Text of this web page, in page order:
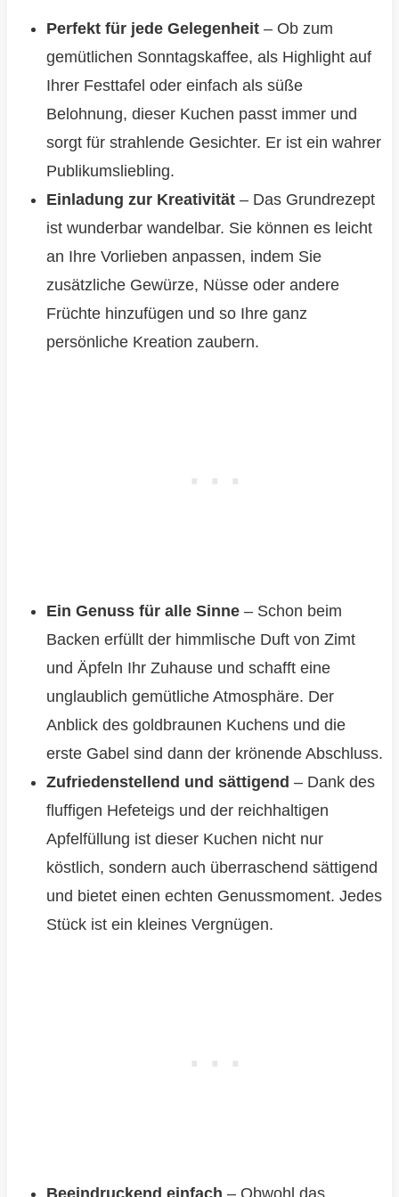
Perfekt für jede Gelegenheit– Ob zum
gemütlichen Sonntagskaffee, als Highlight auf
Ihrer Festtafel oder einfach als süße
Belohnung, dieser Kuchen passt immer und
sorgt für strahlende Gesichter. Er ist ein wahrer
Publikumsliebling.
Einladung zur Kreativität– Das Grundrezept
ist wunderbar wandelbar. Sie können es leicht
an Ihre Vorlieben anpassen, indem Sie
zusätzliche Gewürze, Nüsse oder andere
Früchte hinzufügen und so Ihre ganz
persönliche Kreation zaubern.
Ein Genuss für alle Sinne– Schon beim
Backen erfüllt der himmlische Duft von Zimt
und Äpfeln Ihr Zuhause und schafft eine
unglaublich gemütliche Atmosphäre. Der
Anblick des goldbraunen Kuchens und die
erste Gabel sind dann der krönende Abschluss.
Zufriedenstellend und sättigend – Dank des
fluffigen Hefeteigs und der reichhaltigen
Apfelfüllung ist dieser Kuchen nicht nur
köstlich, sondern auch überraschend sättigend
und bietet einen echten Genussmoment. Jedes
Stück ist ein kleines Vergnügen.